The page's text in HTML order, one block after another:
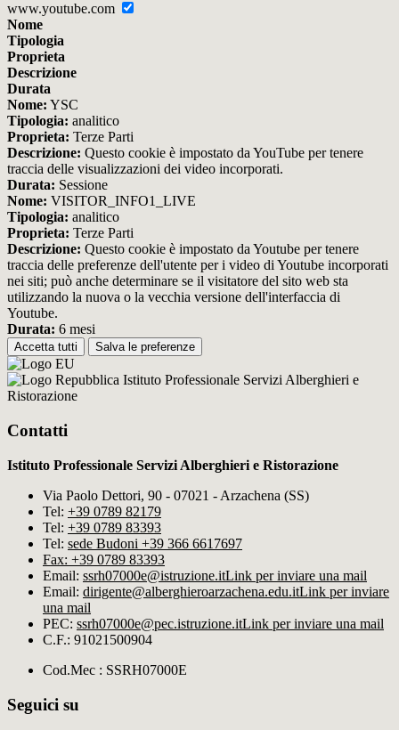
www.youtube.com
Nome
Tipologia
Proprieta
Descrizione
Durata
Nome: YSC
Tipologia: analitico
Proprieta: Terze Parti
Descrizione: Questo cookie è impostato da YouTube per tenere
traccia delle visualizzazioni dei video incorporati.
Durata: Sessione
Nome: VISITOR_INFO1_LIVE
Tipologia: analitico
Proprieta: Terze Parti
Descrizione: Questo cookie è impostato da Youtube per tenere
traccia delle preferenze dell'utente per i video di Youtube incorporati
nei siti; può anche determinare se il visitatore del sito web sta
utilizzando la nuova o la vecchia versione dell'interfaccia di
Youtube.
Durata: 6 mesi
Accetta tutti Salva le preferenze
Istituto Professionale Servizi Alberghieri e
Ristorazione
Contatti
Istituto Professionale Servizi Alberghieri e Ristorazione
Via Paolo Dettori, 90 - 07021 - Arzachena (SS)
Tel: +39 0789 82179
Tel: +39 0789 83393
Tel: sede Budoni +39 366 6617697
Fax: +39 0789 83393
Email: ssrh07000e@istruzione.itLink per inviare una mail
Email: dirigente@alberghieroarzachena​.edu.itLink per inviare
una mail
PEC: ssrh07000e@pec.istruzione.itLink per inviare una mail
C.F.: 91021500904
Cod.Mec : SSRH07000E
Seguici su